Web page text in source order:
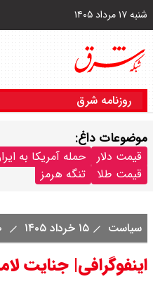
شنبه ۱۷ مرداد ۱۴۰۵
روزنامه شرق
موضوعات داغ:
قیمت دلار حمله آمریکا به
قیمت طلا
تنگه هرمز
سیاست ۱۵ خرداد ۱۴۰۵
اینفوگرافی| جنایت